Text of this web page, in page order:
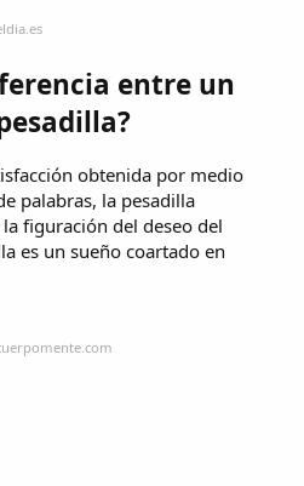
entre un
obtenida por medio
palabras, la pesadilla
figuración del deseo del
es un sueño coartado en